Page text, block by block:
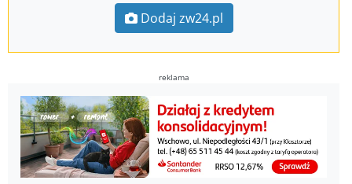
Dodaj zw24.pl
reklama